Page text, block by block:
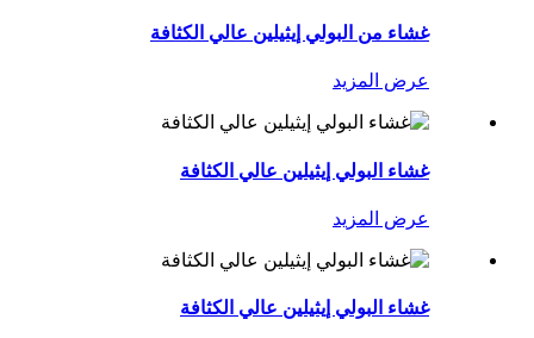
غشاء من البولي إيثيلين عالي الكثافة
عرض المزيد
غشاء البولي إيثيلين عالي الكثافة
عرض المزيد
غشاء البولي إيثيلين عالي الكثافة